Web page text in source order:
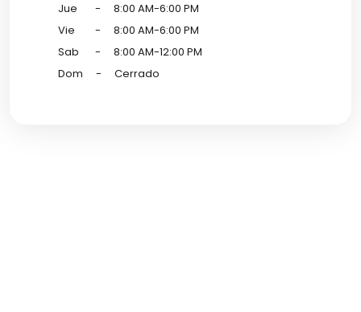
Jue
-
8:00 AM-6:00 PM
Vie
-
8:00 AM-6:00 PM
Sab
-
8:00 AM-12:00 PM
Dom
- Cerrado